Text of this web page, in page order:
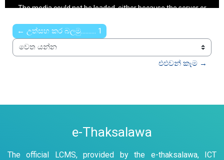
The media could not be loaded, either because the server or
← උත්සහ කර බලමු.......... 1
වෙත යන්න
එඵවන් කෑම →
e-Thaksalawa
The official LCMS, provided by the e-thaksalawa, ICT